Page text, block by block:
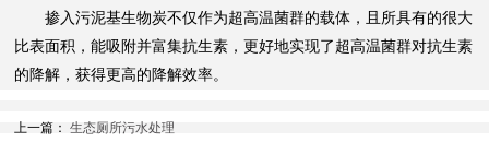
掺入污泥基生物炭不仅作为超高温菌群的载体，且所具有的很大
比表面积，能吸附并富集抗生素，更好地实现了超高温菌群对抗生素
的降解，获得更高的降解效率。
上一篇： 生态厕所污水处理